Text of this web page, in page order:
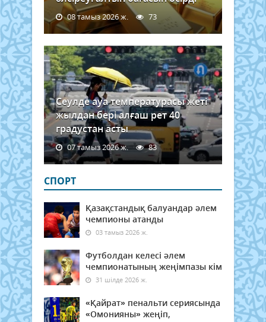
08 тамыз 2026 ж. 73
Сеулде ауа температурасы жеті
жылдан бері алғаш рет 40
градустан асты
07 тамыз 2026 ж. 83
СПОРТ
Қазақстандық балуандар әлем
чемпионы атанды
03 тамыз 2026 ж.
Футболдан келесі әлем
чемпионатының жеңімпазы кім
31 шілде 2026 ж.
«Қайрат» пенальти сериясында
«Омонияны» жеңіп,